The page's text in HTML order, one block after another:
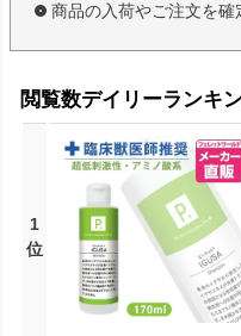
商品の入荷やご注文を確
閲覧数デイリーランキ
1
位